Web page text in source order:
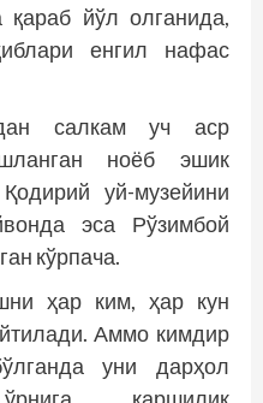
қараб йўл олганида,
енгил нафас
салкам уч аср
ноёб эшик
уй-музейини
эса Рўзимбой
кўрпача.
ҳар ким, ҳар кун
Аммо кимдир
уни дарҳол